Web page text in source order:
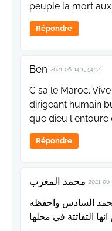
peuple la mort
Répondre
Ben 2021-06-14 15:54:12
C sa le Maroc.
dirigeant humain
que dieu l entoure
Répondre
محمد المغرب 2021-06-
محمد السادس واحفظه